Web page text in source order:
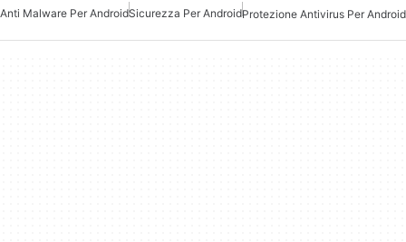
Anti Malware Per AndroidSicurezza Per AndroidProtezione Antivirus Per Android